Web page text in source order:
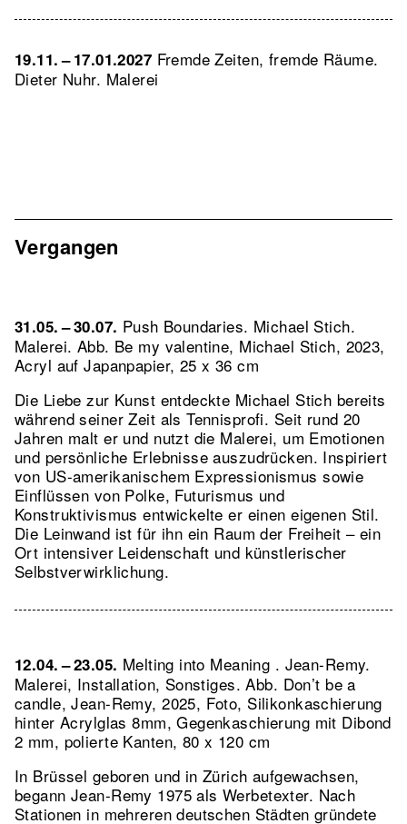
19.11. – 17.01.2027 Fremde Zeiten, fremde Räume.
Dieter Nuhr. Malerei
Vergangen
31.05. – 30.07. Push Boundaries. Michael Stich.
Malerei. Abb. Be my valentine, Michael Stich, 2023,
Acryl auf Japanpapier, 25 x 36 cm
Die Liebe zur Kunst entdeckte Michael Stich bereits
während seiner Zeit als Tennisprofi. Seit rund 20
Jahren malt er und nutzt die Malerei, um Emotionen
und persönliche Erlebnisse auszudrücken. Inspiriert
von US-amerikanischem Expressionismus sowie
Einflüssen von Polke, Futurismus und
Konstruktivismus entwickelte er einen eigenen Stil.
Die Leinwand ist für ihn ein Raum der Freiheit – ein
Ort intensiver Leidenschaft und künstlerischer
Selbstverwirklichung.
12.04. – 23.05. Melting into Meaning . Jean-Remy.
Malerei, Installation, Sonstiges.Abb. Don’t be a
candle, Jean-Remy, 2025, Foto, Silikonkaschierung
hinter Acrylglas 8mm, Gegenkaschierung mit Dibond
2 mm, polierte Kanten, 80 x 120 cm
In Brüssel geboren und in Zürich aufgewachsen,
begann Jean-Remy 1975 als Werbetexter. Nach
Stationen in mehreren deutschen Städten gründete